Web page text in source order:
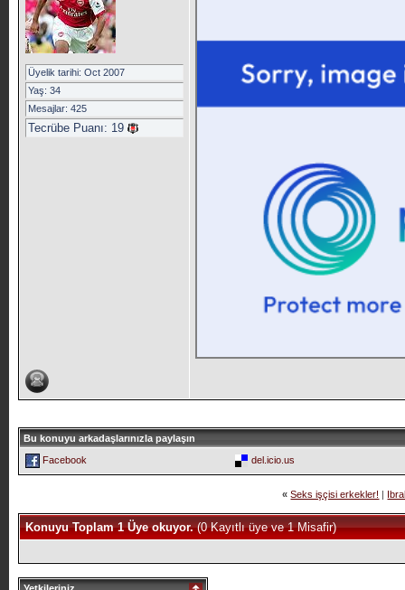
Üyelik tarihi: Oct 2007
Yaş: 34
Mesajlar: 425
Tecrübe Puanı: 19
Bu konuyu arkadaşlarınızla paylaşın
Facebook
del.icio.us
« Seks işçisi erkekler! |
Konuyu Toplam 1 Üye okuyor.(0 Kayıtlı üye ve 1 Misafir)